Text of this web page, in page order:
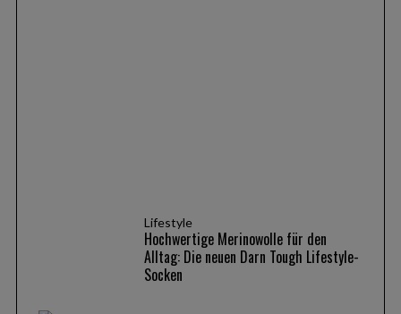
Lifestyle
Hochwertige Merinowolle für den
Alltag: Die neuen Darn Tough Lifestyle-
Socken